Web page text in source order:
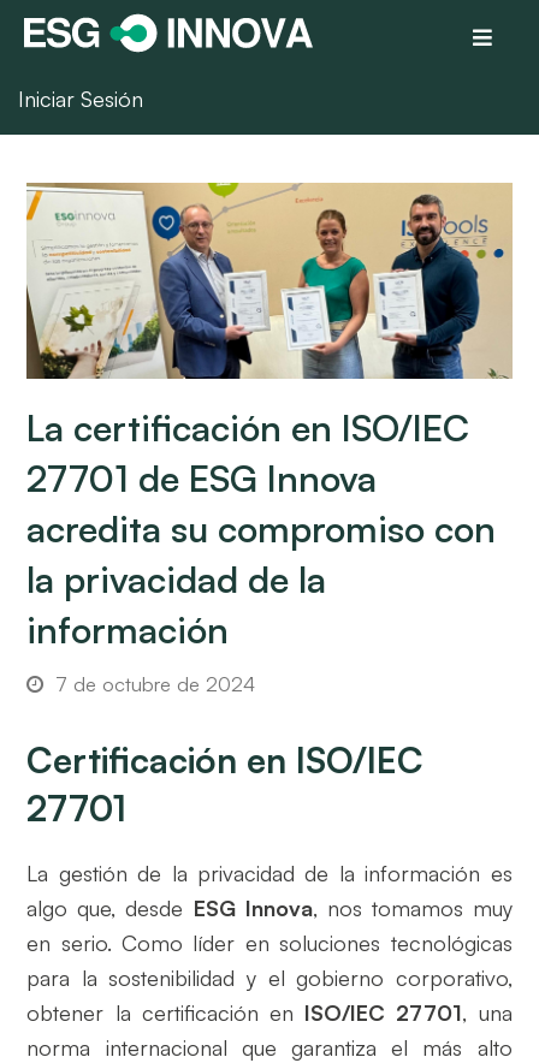
Iniciar Sesión
La certificación en ISO/IEC
27701 de ESG Innova
acredita su compromiso con
la privacidad de la
información
7 de octubre de 2024
Certificación en ISO/IEC
27701
La gestión de la privacidad de la información es
algo que, desde ESG Innova, nos tomamos muy
en serio. Como líder en soluciones tecnológicas
para la sostenibilidad y el gobierno corporativo,
obtener la certificación en ISO/IEC 27701, una
norma internacional que garantiza el más alto